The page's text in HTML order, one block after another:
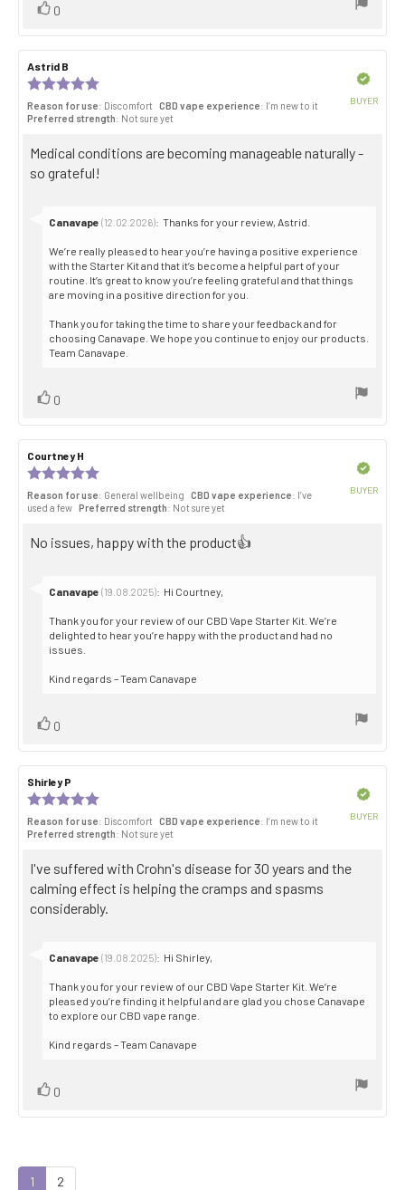
Vote
0
Review
author:
Astrid B
date:
5.0
out
5
Reason for use: Discomfort CBD vape experience: I’m new to it
Preferred strength: Not sure yet
BUYER
Review
text:
Medical conditions are becoming manageable naturally -
so grateful!
Reply
Canavape (12.02.2026): Thanks for your review, Astrid.
We’re really pleased to hear you’re having a positive experience
with the Starter Kit and that it’s become a helpful part of your
routine. It’s great to know you’re feeling grateful and that things
are moving in a positive direction for you.
Thank you for taking the time to share your feedback and for
choosing Canavape. We hope you continue to enjoy our products.
Team Canavape.
Vote
0
Review
author:
Courtney H
date:
5.0
out
5
Reason for use: General wellbeing CBD vape experience: I’ve
used a few Preferred strength: Not sure yet
BUYER
Review
No issues, happy with the product👍
Reply
Canavape (19.08.2025): Hi Courtney,
Thank you for your review of our CBD Vape Starter Kit. We’re
delighted to hear you’re happy with the product and had no
issues.
Kind regards – Team Canavape
Vote
0
Review
author:
Shirley P
date:
5.0
out
5
stars
Reason for use: Discomfort CBD vape experience: I’m new to it
Preferred strength: Not sure yet
BUYER
Review
text:
I've suffered with Crohn's disease for 30 years and the
calming effect is helping the cramps and spasms
considerably.
Reply
Canavape (19.08.2025): Hi Shirley,
Thank you for your review of our CBD Vape Starter Kit. We’re
pleased you’re finding it helpful and are glad you chose Canavape
to explore our CBD vape range.
Kind regards – Team Canavape
Vote
0
1 2